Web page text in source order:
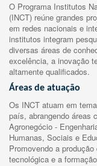
O Programa Institutos
(INCT) reúne grandes
em redes nacionais e
institutos integram
diversas áreas de
excelência, a inovação
altamente qualificados.
Áreas de atuação
Os INCT atuam em
país, abrangendo áreas
Agronegócio -
Humanas, Sociais e
Promovendo a
tecnológica e a